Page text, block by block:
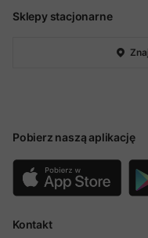
Sklepy stacjonarne
Pobierz naszą aplikację
Kontakt